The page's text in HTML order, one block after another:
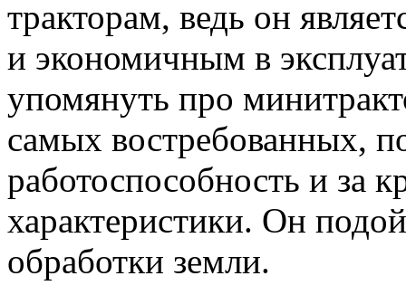
тракторам, ведь он
и экономичным в
упомянуть про
самых востребованных,
работоспособность и за
характеристики. Он
обработки земли.